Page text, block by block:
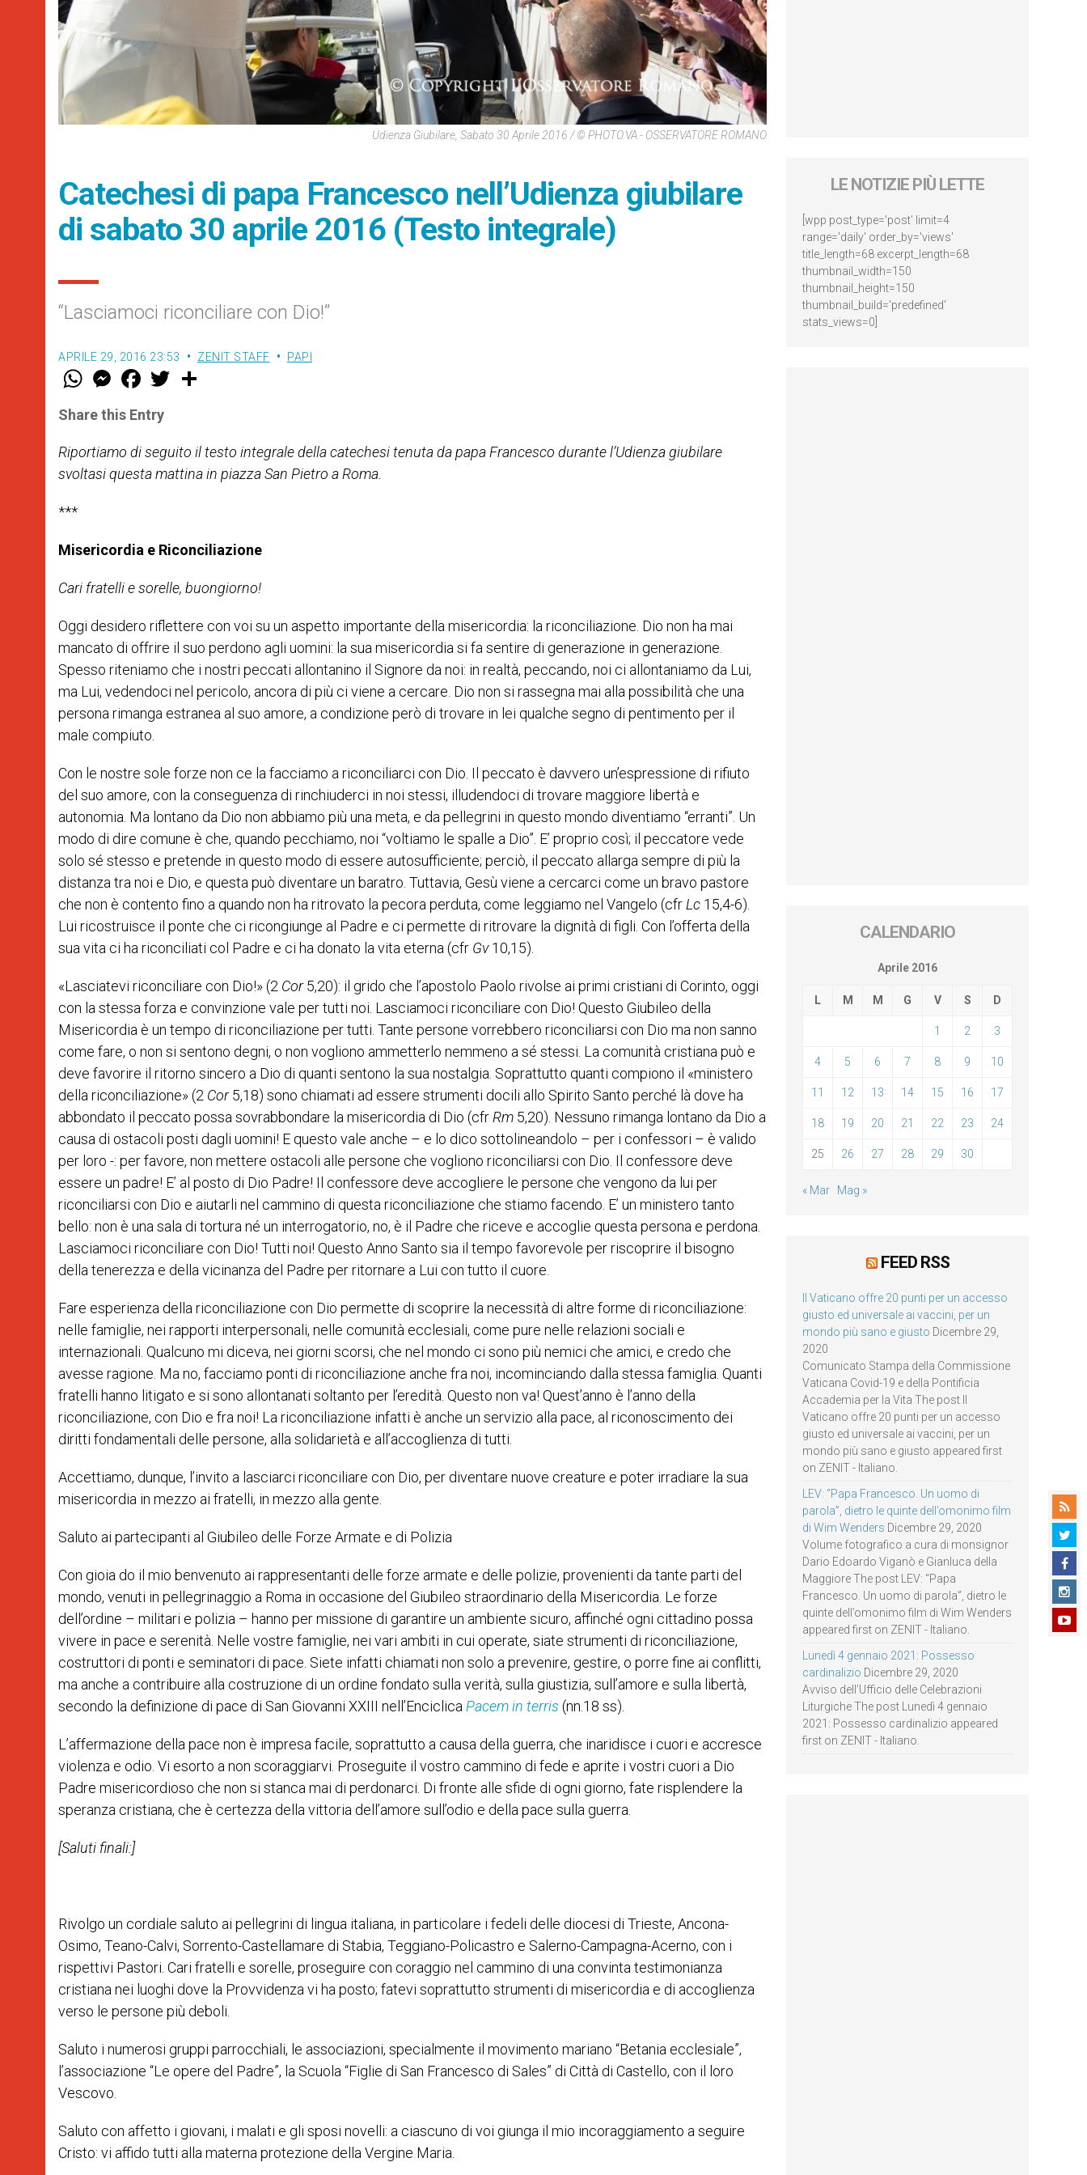
Udienza Giubilare, Sabato 30 Aprile 2016 / © PHOTO.VA - OSSERVATORE ROMANO
Catechesi di papa Francesco nell’Udienza giubilare
di sabato 30 aprile 2016 (Testo integrale)
“Lasciamoci riconciliare con Dio!”
APRILE 29, 2016 23:53 ZENIT STAFF PAPI
W
t
s
p
p
M
e
s
e
g
e
r
F
a
e
b
o
k
w
r
Share this Entry
Riportiamo di seguito il testo integrale della catechesi tenuta da papa Francesco durante l’Udienza giubilare
svoltasi questa mattina in piazza San Pietro a Roma.
***
Misericordia e Riconciliazione
Cari fratelli e sorelle, buongiorno!
Oggi desidero riflettere con voi su un aspetto importante della misericordia: la riconciliazione. Dio non ha mai
mancato di offrire il suo perdono agli uomini: la sua misericordia si fa sentire di generazione in generazione.
Spesso riteniamo che i nostri peccati allontanino il Signore da noi: in realtà, peccando, noi ci allontaniamo da Lui,
ma Lui, vedendoci nel pericolo, ancora di più ci viene a cercare. Dio non si rassegna mai alla possibilità che una
persona rimanga estranea al suo amore, a condizione però di trovare in lei qualche segno di pentimento per il
male compiuto.
Con le nostre sole forze non ce la facciamo a riconciliarci con Dio. Il peccato è davvero un’espressione di rifiuto
del suo amore, con la conseguenza di rinchiuderci in noi stessi, illudendoci di trovare maggiore libertà e
autonomia. Ma lontano da Dio non abbiamo più una meta, e da pellegrini in questo mondo diventiamo “erranti”. Un
modo di dire comune è che, quando pecchiamo, noi “voltiamo le spalle a Dio”. E’ proprio così; il peccatore vede
solo sé stesso e pretende in questo modo di essere autosufficiente; perciò, il peccato allarga sempre di più la
distanza tra noi e Dio, e questa può diventare un baratro. Tuttavia, Gesù viene a cercarci come un bravo pastore
che non è contento fino a quando non ha ritrovato la pecora perduta, come leggiamo nel Vangelo (cfr Lc 15,4-6).
Lui ricostruisce il ponte che ci ricongiunge al Padre e ci permette di ritrovare la dignità di figli. Con l’offerta della
sua vita ci ha riconciliati col Padre e ci ha donato la vita eterna (cfr Gv10,15).
«Lasciatevi riconciliare con Dio!» (2 Cor5,20): il grido che l’apostolo Paolo rivolse ai primi cristiani di Corinto, oggi
con la stessa forza e convinzione vale per tutti noi. Lasciamoci riconciliare con Dio! Questo Giubileo della
Misericordia è un tempo di riconciliazione per tutti. Tante persone vorrebbero riconciliarsi con Dio ma non sanno
come fare, o non si sentono degni, o non vogliono ammetterlo nemmeno a sé stessi. La comunità cristiana può e
deve favorire il ritorno sincero a Dio di quanti sentono la sua nostalgia. Soprattutto quanti compiono il «ministero
della riconciliazione» (2 Cor5,18) sono chiamati ad essere strumenti docili allo Spirito Santo perché là dove ha
abbondato il peccato possa sovrabbondare la misericordia di Dio (cfrRm 5,20). Nessuno rimanga lontano da Dio a
causa di ostacoli posti dagli uomini! E questo vale anche – e lo dico sottolineandolo – per i confessori – è valido
per loro -: per favore, non mettere ostacoli alle persone che vogliono riconciliarsi con Dio. Il confessore deve
essere un padre! E’ al posto di Dio Padre! Il confessore deve accogliere le persone che vengono da lui per
riconciliarsi con Dio e aiutarli nel cammino di questa riconciliazione che stiamo facendo. E’ un ministero tanto
bello: non è una sala di tortura né un interrogatorio, no, è il Padre che riceve e accoglie questa persona e perdona.
Lasciamoci riconciliare con Dio! Tutti noi! Questo Anno Santo sia il tempo favorevole per riscoprire il bisogno
della tenerezza e della vicinanza del Padre per ritornare a Lui con tutto il cuore.
Fare esperienza della riconciliazione con Dio permette di scoprire la necessità di altre forme di riconciliazione:
nelle famiglie, nei rapporti interpersonali, nelle comunità ecclesiali, come pure nelle relazioni sociali e
internazionali. Qualcuno mi diceva, nei giorni scorsi, che nel mondo ci sono più nemici che amici, e credo che
avesse ragione. Ma no, facciamo ponti di riconciliazione anche fra noi, incominciando dalla stessa famiglia. Quanti
fratelli hanno litigato e si sono allontanati soltanto per l’eredità. Questo non va! Quest’anno è l’anno della
riconciliazione, con Dio e fra noi! La riconciliazione infatti è anche un servizio alla pace, al riconoscimento dei
diritti fondamentali delle persone, alla solidarietà e all’accoglienza di tutti.
Accettiamo, dunque, l’invito a lasciarci riconciliare con Dio, per diventare nuove creature e poter irradiare la sua
misericordia in mezzo ai fratelli, in mezzo alla gente.
Saluto ai partecipanti al Giubileo delle Forze Armate e di Polizia
Con gioia do il mio benvenuto ai rappresentanti delle forze armate e delle polizie, provenienti da tante parti del
mondo, venuti in pellegrinaggio a Roma in occasione del Giubileo straordinario della Misericordia. Le forze
dell’ordine – militari e polizia – hanno per missione di garantire un ambiente sicuro, affinché ogni cittadino possa
vivere in pace e serenità. Nelle vostre famiglie, nei vari ambiti in cui operate, siate strumenti di riconciliazione,
costruttori di ponti e seminatori di pace. Siete infatti chiamati non solo a prevenire, gestire, o porre fine ai conflitti,
ma anche a contribuire alla costruzione di un ordine fondato sulla verità, sulla giustizia, sull’amore e sulla libertà,
secondo la definizione di pace di San Giovanni XXIII nell’Enciclica Pacem in terris (nn.18 ss).
L’affermazione della pace non è impresa facile, soprattutto a causa della guerra, che inaridisce i cuori e accresce
violenza e odio. Vi esorto a non scoraggiarvi. Proseguite il vostro cammino di fede e aprite i vostri cuori a Dio
Padre misericordioso che non si stanca mai di perdonarci. Di fronte alle sfide di ogni giorno, fate risplendere la
speranza cristiana, che è certezza della vittoria dell’amore sull’odio e della pace sulla guerra.
[Saluti finali:]
Rivolgo un cordiale saluto ai pellegrini di lingua italiana, in particolare i fedeli delle diocesi di Trieste, Ancona-
Osimo, Teano-Calvi, Sorrento-Castellamare di Stabia, Teggiano-Policastro e Salerno-Campagna-Acerno, con i
rispettivi Pastori. Cari fratelli e sorelle, proseguire con coraggio nel cammino di una convinta testimonianza
cristiana nei luoghi dove la Provvidenza vi ha posto; fatevi soprattutto strumenti di misericordia e di accoglienza
verso le persone più deboli.
Saluto i numerosi gruppi parrocchiali, le associazioni, specialmente il movimento mariano “Betania ecclesiale”,
l’associazione “Le opere del Padre”, la Scuola “Figlie di San Francesco di Sales” di Città di Castello, con il loro
Vescovo.
Saluto con affetto i giovani, i malati e gli sposi novelli: a ciascuno di voi giunga il mio incoraggiamento a seguire
Cristo: vi affido tutti alla materna protezione della Vergine Maria.
LE NOTIZIE PIÙ LETTE
[wpp post_type='post' limit=4
range='daily' order_by='views'
title_length=68 excerpt_length=68
thumbnail_width=150
thumbnail_height=150
thumbnail_build='predefined'
stats_views=0]
CALENDARIO
Aprile 2016
L M M G V S D
1 2 3
4 5 6 7 8 9 10
11 12 13 14 15 16 17
18 19 20 21 22 23 24
25 26 27 28 29 30
« Mar Mag »
FEED RSS
Il Vaticano offre 20 punti per un accesso
giusto ed universale ai vaccini, per un
mondo più sano e giusto Dicembre 29,
2020
Comunicato Stampa della Commissione
Vaticana Covid-19 e della Pontificia
Accademia per la Vita The post Il
Vaticano offre 20 punti per un accesso
giusto ed universale ai vaccini, per un
mondo più sano e giusto appeared first
on ZENIT - Italiano.
LEV: “Papa Francesco. Un uomo di
parola”, dietro le quinte dell’omonimo film
di Wim Wenders Dicembre 29, 2020
Volume fotografico a cura di monsignor
Dario Edoardo Viganò e Gianluca della
Maggiore The post LEV: “Papa
Francesco. Un uomo di parola”, dietro le
quinte dell’omonimo film di Wim Wenders
appeared first on ZENIT - Italiano.
Lunedì 4 gennaio 2021: Possesso
cardinalizio Dicembre 29, 2020
Avviso dell’Ufficio delle Celebrazioni
Liturgiche The post Lunedì 4 gennaio
2021: Possesso cardinalizio appeared
first on ZENIT - Italiano.